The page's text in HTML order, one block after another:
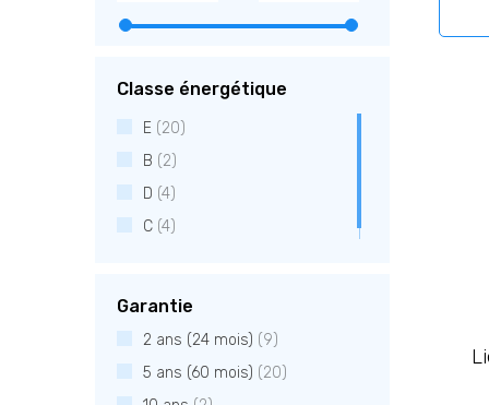
Classe énergétique
E (20)
B (2)
D (4)
C (4)
Garantie
2 ans (24 mois) (9)
5 ans (60 mois) (20)